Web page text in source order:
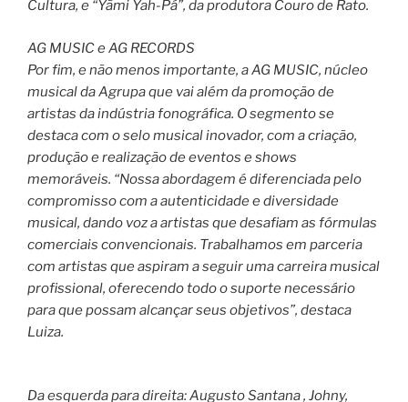
Cultura, e “Yãmi Yah-Pá”, da produtora Couro de Rato.
AG MUSIC e AG RECORDS
Por fim, e não menos importante, a AG MUSIC, núcleo
musical da Agrupa que vai além da promoção de
artistas da indústria fonográfica. O segmento se
destaca com o selo musical inovador, com a criação,
produção e realização de eventos e shows
memoráveis. “Nossa abordagem é diferenciada pelo
compromisso com a autenticidade e diversidade
musical, dando voz a artistas que desafiam as fórmulas
comerciais convencionais. Trabalhamos em parceria
com artistas que aspiram a seguir uma carreira musical
profissional, oferecendo todo o suporte necessário
para que possam alcançar seus objetivos”, destaca
Luiza.
Da esquerda para direita: Augusto Santana , Johny,